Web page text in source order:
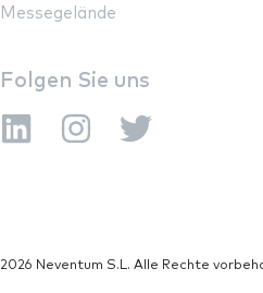
Messegelände
Folgen Sie uns
2026 Neventum S.L. Alle Rechte